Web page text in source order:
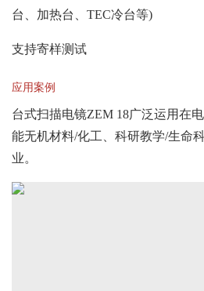
台、加热台、TEC冷台等)
支持寄样测试
应用案例
台式扫描电镜ZEM 18广泛运用在
能无机材料/化工、科研教学/生命
业。